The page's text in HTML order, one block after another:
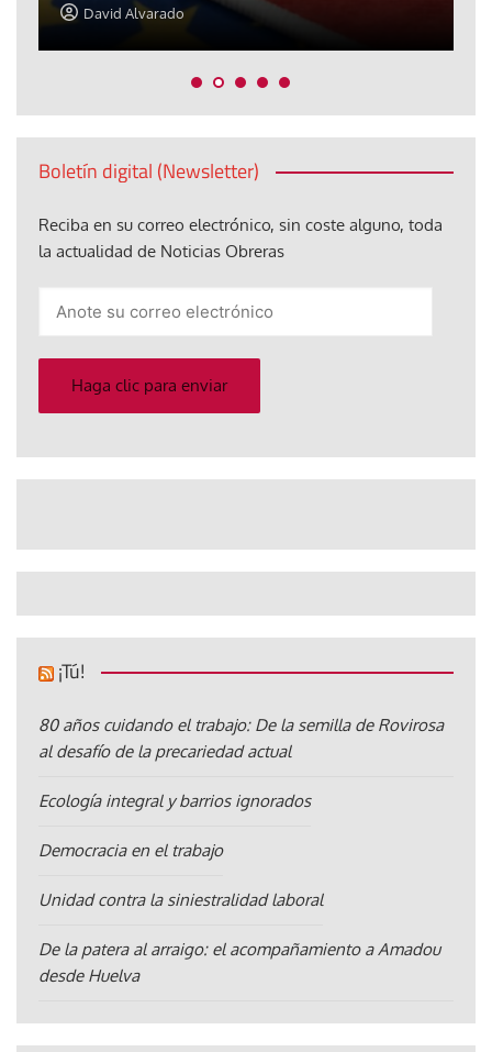
David Alvarado
Boletín digital (Newsletter)
Reciba en su correo electrónico, sin coste alguno, toda
la actualidad de Noticias Obreras
electrónico
Haga clic para enviar
¡Tú!
80 años cuidando el trabajo: De la semilla de Rovirosa
al desafío de la precariedad actual
Ecología integral y barrios ignorados
Democracia en el trabajo
Unidad contra la siniestralidad laboral
De la patera al arraigo: el acompañamiento a Amadou
desde Huelva